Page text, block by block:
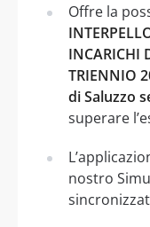
Offre la
INCARICHI
TRIENNIO
di Saluzzo
superare
nostro